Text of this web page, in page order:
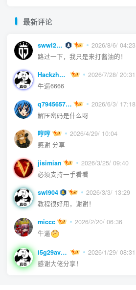
最新评论
swwl2457 2026/8/6/ 04:23
路过一下，我只是来打酱油的！
Hackzheng 2026/7/28/ 20:31
牛逼6666
q794565750 2026/6/3/ 17:18
解压密码是什么呀
哼哼 2026/4/29/ 10:04
感谢 分享
jisimian 2026/3/25/ 09:40
必须支持一手看看
swl904 2026/3/3/ 13:29
教程很好用，谢谢！
miccc 2026/2/20/ 06:36
牛逼
i5g29ave0m 2026/1/29/ 08:31
感谢大佬分享！